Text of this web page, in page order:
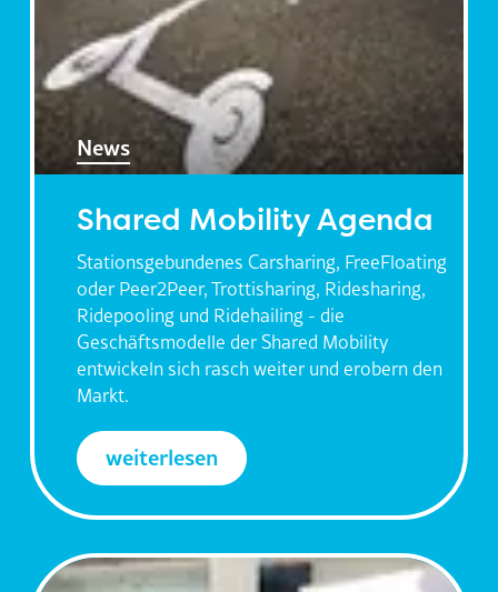
News
Shared Mobility Agenda
Stationsgebundenes Carsharing, FreeFloating
oder Peer2Peer, Trottisharing, Ridesharing,
Ridepooling und Ridehailing - die
Geschäftsmodelle der Shared Mobility
entwickeln sich rasch weiter und erobern den
Markt.
weiterlesen